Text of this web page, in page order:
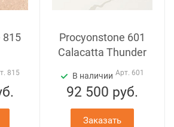
815
815
Procyonstone 601
Calacatta Thunder
В наличии Арт. 601
92 500 руб.
Заказать